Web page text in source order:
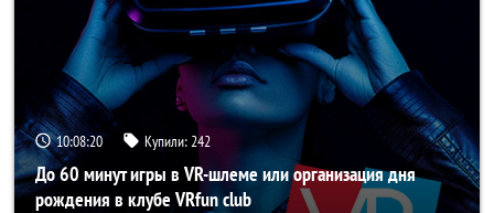
10:08:17 Купили: 242
До 60 минут игры в VR-шлеме или организация дня
рождения в клубе VRfun club